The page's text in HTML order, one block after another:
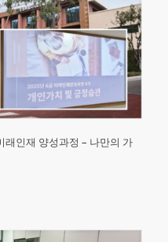
인재 양성과정 – 나만의 가